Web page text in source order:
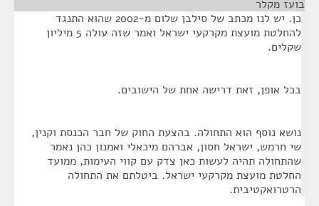
בועז מקלר
כן. יש לנו מכתב של סילבן שלום מ-2002 שהוא התנגד
להחלטת מועצת מקרקעי ישראל ואמר שזה עולה 5 מיליון
שקלים.
בכל אופן, זאת דרישה אחת של הישובים.
נושא נוסף הוא התחולה. בהצעת החוק של חבר הכנסת וקנין,
שי חרמש, ישראל חסון, אברהם מיכאלי ואמנון כהן נאמר
שהתחולה תהיה לעשות כאן צדק עם קווי העימות, ממועד
החלטת מועצת מקרקעי ישראל. ביטלתם את התחולה
הרטרואקטיבית.